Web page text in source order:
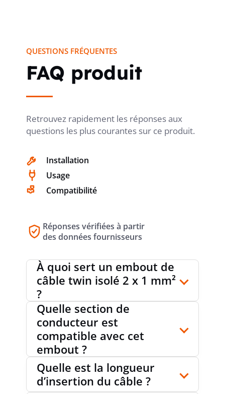
QUESTIONS FRÉQUENTES
FAQ produit
Retrouvez rapidement les réponses aux
questions les plus courantes sur ce produit.
Installation
Usage
Compatibilité
Réponses vérifiées à partir
des données fournisseurs
À quoi sert un embout de
câble twin isolé 2 x 1 mm²
?
Quelle section de
conducteur est
compatible avec cet
embout ?
Quelle est la longueur
d’insertion du câble ?